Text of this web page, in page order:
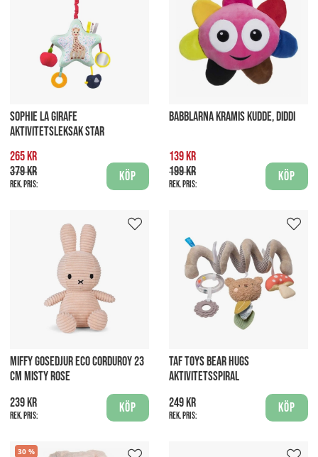
SOPHIE LA GIRAFE
AKTIVITETSLEKSAK STAR
265 kr
379 kr
Rek. pris:
Köp
BABBLARNA KRAMIS KUDDE, DIDDI
139 kr
199 kr
Rek. pris:
Köp
MIFFY GOSEDJUR ECO CORDUROY 23
CM MISTY ROSE
239 kr
Rek. pris:
Köp
TAF TOYS BEAR HUGS
AKTIVITETSSPIRAL
249 kr
Rek. pris:
Köp
30